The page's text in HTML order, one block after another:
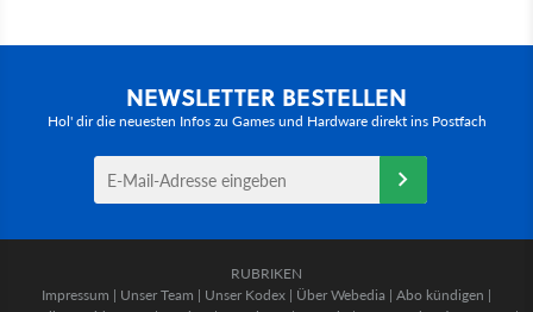
NEWSLETTER BESTELLEN
Hol' dir die neuesten Infos zu Games und Hardware direkt ins Postfach
RUBRIKEN
Impressum | Unser Team | Unser Kodex | Über Webedia | Abo kündigen |